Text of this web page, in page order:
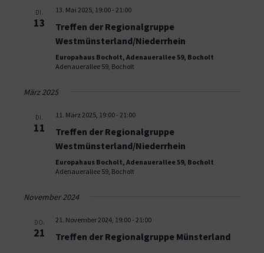
DI.
13
13. Mai 2025, 19:00- 21:00
Treffen der Regionalgruppe
Westmünsterland/Niederrhein
Europahaus Bocholt, Adenauerallee 59, Bocholt
Adenauerallee 59, Bocholt
März 2025
DI.
11
11. März 2025, 19:00- 21:00
Treffen der Regionalgruppe
Westmünsterland/Niederrhein
Europahaus Bocholt, Adenauerallee 59, Bocholt
Adenauerallee 59, Bocholt
November 2024
DO.
21
21. November 2024, 19:00- 21:00
Treffen der Regionalgruppe Münsterland